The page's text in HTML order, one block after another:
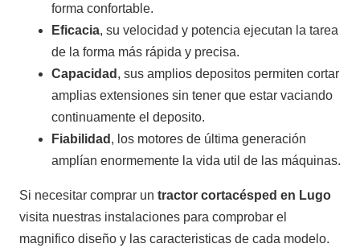
Tractores TAFE
forma confortable.
Eficacia, su velocidad y potencia ejecutan la tarea
de la forma más rápida y precisa.
Capacidad , sus amplios depositos permiten cortar
amplias extensiones sin tener que estar vaciando
continuamente el deposito.
Fiabilidad , los motores de última generación
amplían enormemente la vida util de las máquinas.
Si necesitar comprar un tractor cortacésped en Lugo
visita nuestras instalaciones para comprobar el
magnifico diseño y las caracteristicas de cada modelo.